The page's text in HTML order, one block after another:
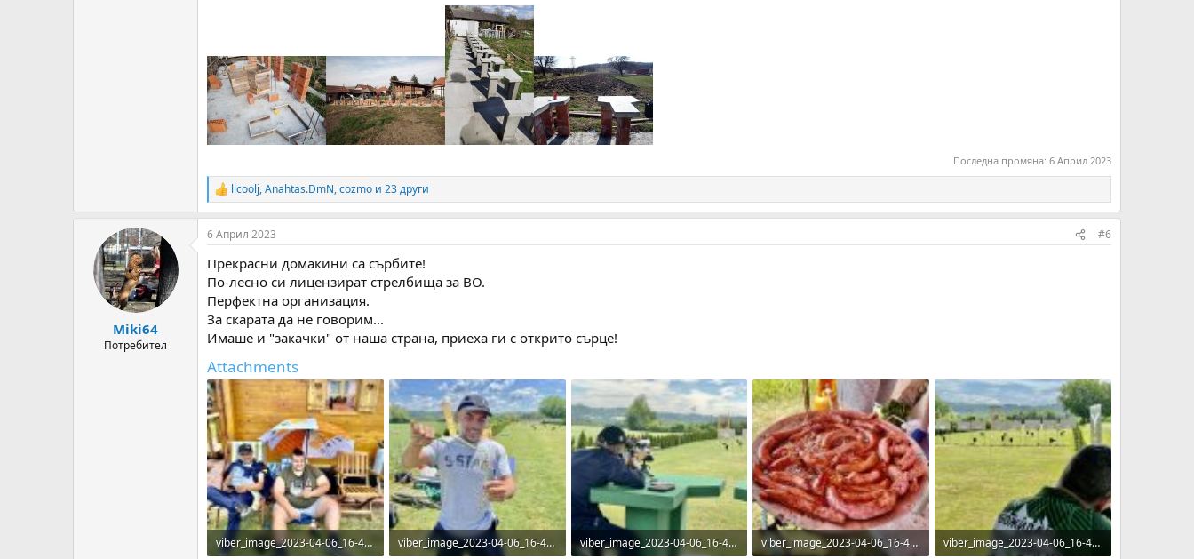
Последна промяна: 6 Април 2023
R
e
a
c
i
o
n
s
:
llcoolj,Anahtas.DmN,cozmo и 23 други
Miki64
Потребител
6 Април 2023 #6
Прекрасни домакини са сърбите!
По-лесно си лицензират стрелбища за ВО.
Перфектна организация.
За скарата да не говорим...
Имаше и "закачки" от наша страна, приеха ги с открито сърце!
Attachments
viber_image_2023-04-06_16-49-31-550.jpg
viber_image_2023-04-06_16-49-31-346.jpg
viber_image_2023-04-06_16-49-31-748.jpg
viber_image_2023-04-06_16-49-32-144.jpg
viber_image_2023-04-06_16-49-31-940.jpg